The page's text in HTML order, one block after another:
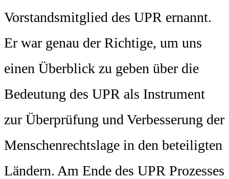
Vorstandsmitglied des UPR ernannt.
Er war genau der Richtige, um uns
einen Überblick zu geben über die
Bedeutung des UPR als Instrument
zur Überprüfung und Verbesserung der
Menschenrechtslage in den beteiligten
Ländern. Am Ende des UPR Prozesses